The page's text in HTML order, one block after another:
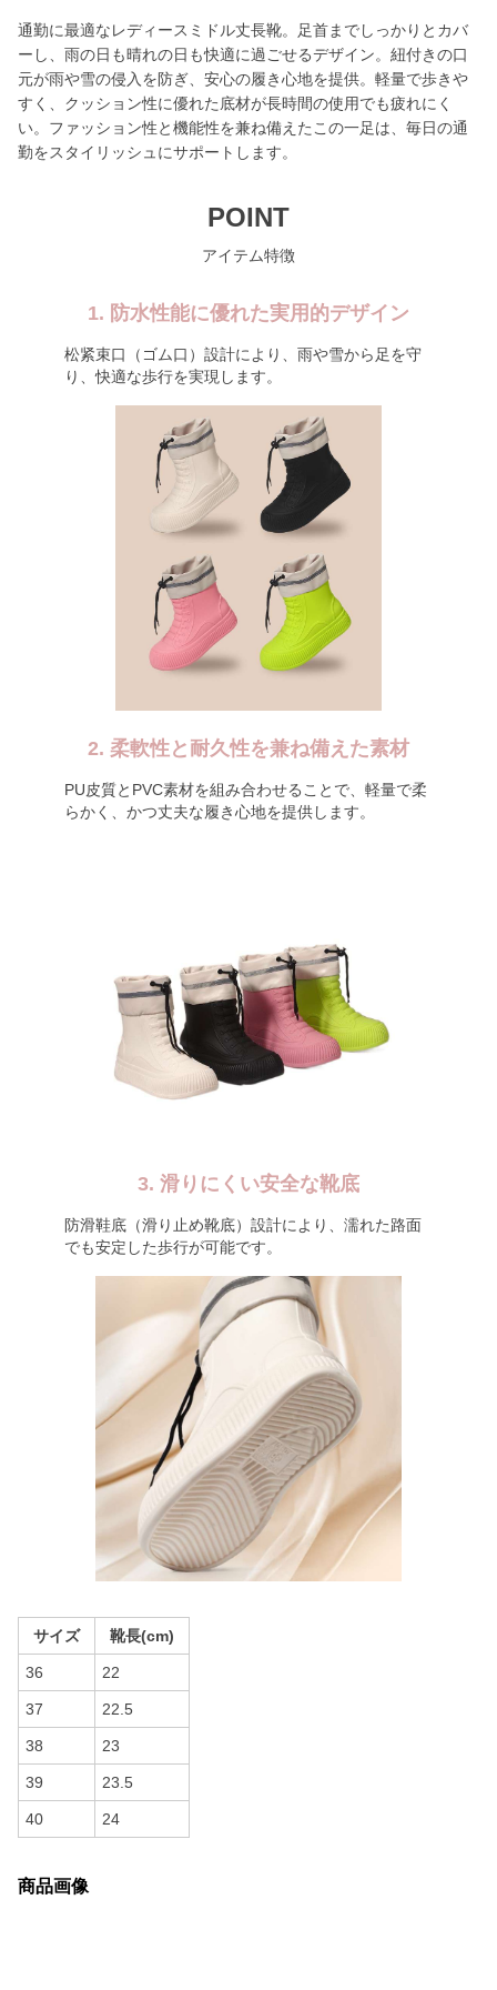
通勤に最適なレディースミドル丈長靴。足首までしっかりとカバ
ーし、雨の日も晴れの日も快適に過ごせるデザイン。紐付きの口
元が雨や雪の侵入を防ぎ、安心の履き心地を提供。軽量で歩きや
すく、クッション性に優れた底材が長時間の使用でも疲れにく
い。ファッション性と機能性を兼ね備えたこの一足は、毎日の通
勤をスタイリッシュにサポートします。
POINT
アイテム特徴
1. 防水性能に優れた実用的デザイン
松紧束口（ゴム口）設計により、雨や雪から足を守
り、快適な歩行を実現します。
2. 柔軟性と耐久性を兼ね備えた素材
PU皮質とPVC素材を組み合わせることで、軽量で柔
らかく、かつ丈夫な履き心地を提供します。
3. 滑りにくい安全な靴底
防滑鞋底（滑り止め靴底）設計により、濡れた路面
でも安定した歩行が可能です。
サイズ 靴長(cm)
36 22
37 22.5
38 23
39 23.5
40 24
商品画像